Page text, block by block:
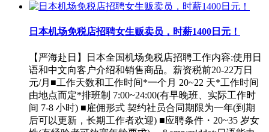
日本机场免税店招聘女生贩卖员，时薪1400日元！
【严海赴日】日本全国机场免税店招聘工作内容:使用日
语和中文向客户介绍和销售商品。薪资税前20-22万日
元/月■工作天数和工作时间*一个月 20~22 天*工作时间
由地点而定*排班制 7:00~24:00(有早晚班、实际工作时
间 7-8 小时) ■雇佣形式 契约社员合同期限为一年(到期
后可以更新，长期工作者欢迎) ■应聘条件・20~35 岁女